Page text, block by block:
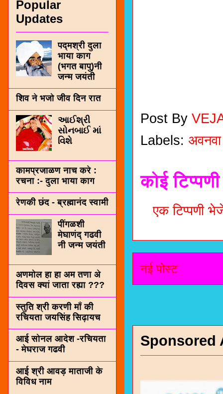
Post By
Labels:
कोई
एक टिप्पणी
नई पोस्ट
Sponsored
Popular
Updates
पद्मश्री दुला
भाया काग
(भगत बापु)नी
जन्म जयंती
शिव ने भजो जीव दिन रात
આઈશ્રી
સોનબાઈ માં
વિશે
कामप्रजाळण नाच करे :
रचना :- दुला भाया काग
रेणकी छंद - ब्रह्मानंद स्वामी
पींगळशी
मेघाणंद् गढवी
नी जन्म जयंती
अणमोल हा हा अम तणा अे
दिवस क्यां जाता रह्या ???
स्तुति श्री करणी माँ की
रचियता जयसिंह सिढ़ायच
आई सोनल आदेश -रचियता
- मेघराज गढवी
आई श्री आवड़ माताजी के
विविध नाम